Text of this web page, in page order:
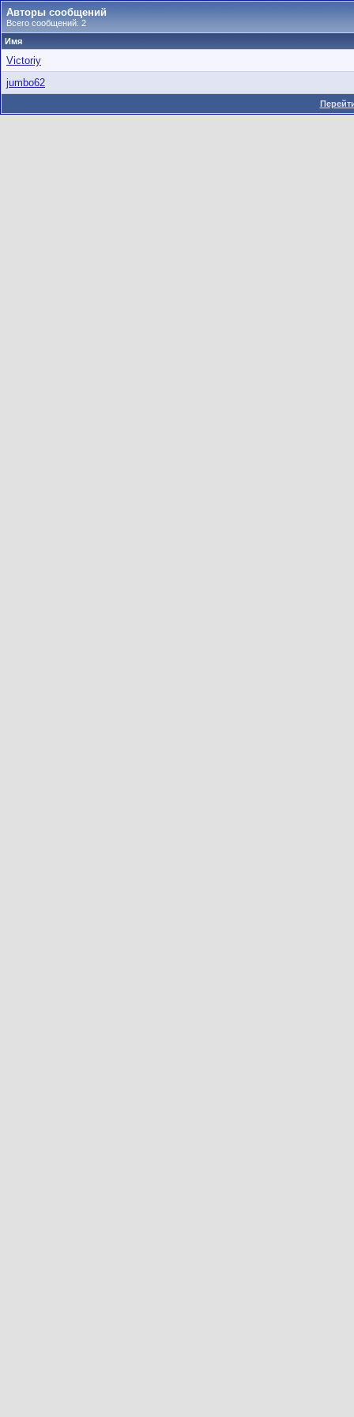
Авторы сообщений
Всего сообщений: 2
Имя
Victoriy
jumbo62